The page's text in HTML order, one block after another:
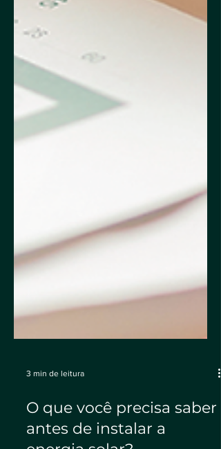
O que você precisa saber